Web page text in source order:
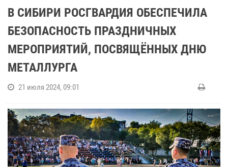
В СИБИРИ РОСГВАРДИЯ ОБЕСПЕЧИЛА
БЕЗОПАСНОСТЬ ПРАЗДНИЧНЫХ
МЕРОПРИЯТИЙ, ПОСВЯЩЁННЫХ ДНЮ
МЕТАЛЛУРГА
21 июля 2024, 09:01